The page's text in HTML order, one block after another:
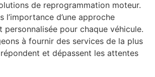
de reprogrammation moteur.
l’importance d’une approche
personnalisée pour chaque véhicule.
à fournir des services de la plus
et dépassent les attentes